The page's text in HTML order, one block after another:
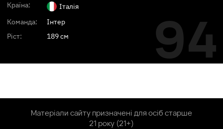
Країна:
Італія
Команда:
Інтер
Ріст:
189 см 94
Матеріали сайту призначені для осіб старше
21 року (21+)